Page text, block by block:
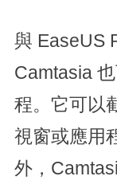
與 EaseUS
Camtasia
程。它可以
視窗或應用
外，